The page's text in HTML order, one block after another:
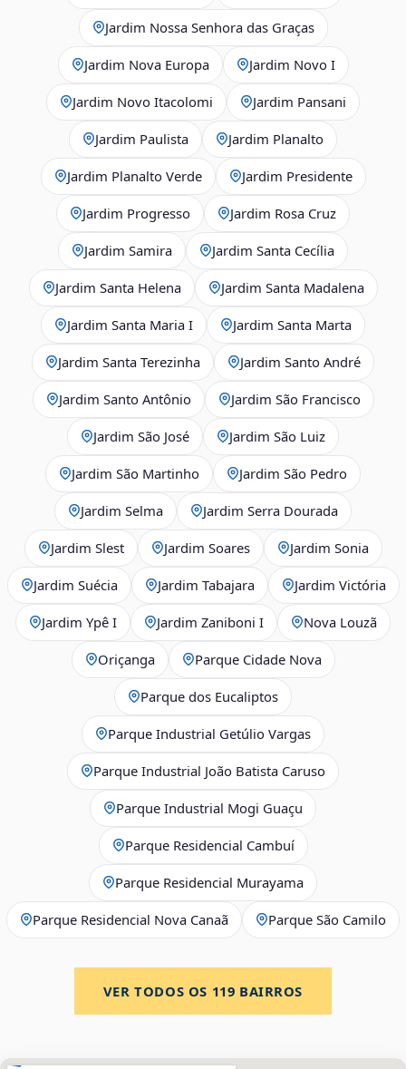
Jardim Nossa Senhora das Graças
Jardim Nova Europa Jardim Novo I
Jardim Novo Itacolomi Jardim Pansani
Jardim Paulista Jardim Planalto
Jardim Planalto Verde Jardim Presidente
Jardim Progresso Jardim Rosa Cruz
Jardim Samira Jardim Santa Cecília
Jardim Santa Helena Jardim Santa Madalena
Jardim Santa Maria I Jardim Santa Marta
Jardim Santa Terezinha Jardim Santo André
Jardim Santo Antônio Jardim São Francisco
Jardim São José Jardim São Luiz
Jardim São Martinho Jardim São Pedro
Jardim Selma Jardim Serra Dourada
Jardim Slest Jardim Soares Jardim Sonia
Jardim Suécia Jardim Tabajara Jardim Victória
Jardim Ypê I Jardim Zaniboni I Nova Louzã
Oriçanga Parque Cidade Nova
Parque dos Eucaliptos
Parque Industrial Getúlio Vargas
Parque Industrial João Batista Caruso
Parque Industrial Mogi Guaçu
Parque Residencial Cambuí
Parque Residencial Murayama
Parque Residencial Nova Canaã Parque São Camilo
VER TODOS OS 119 BAIRROS